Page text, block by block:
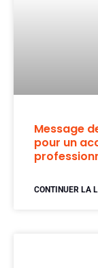
Message
pour un
CONTINUER LA